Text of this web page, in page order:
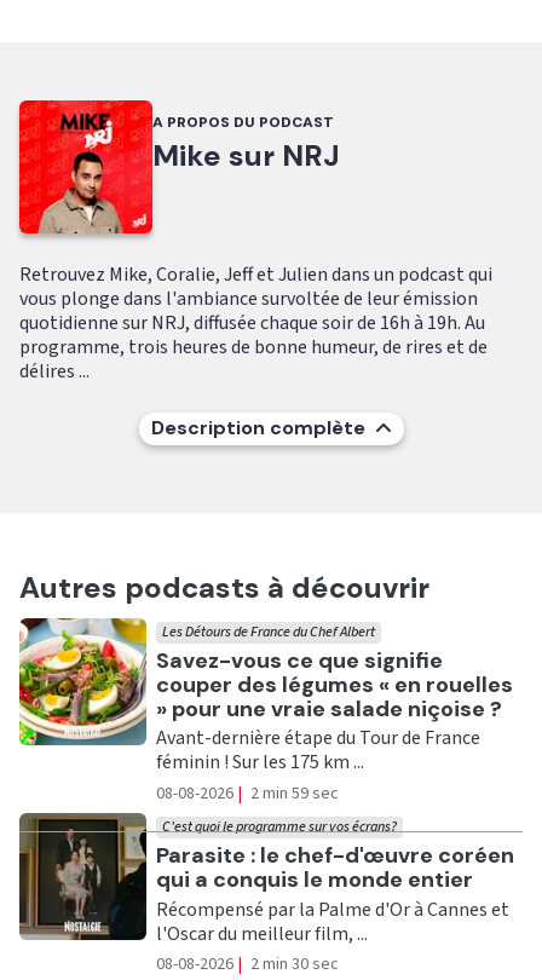
A PROPOS DU PODCAST
Mike sur NRJ
Retrouvez Mike, Coralie, Jeff et Julien dans un podcast qui
vous plonge dans l'ambiance survoltée de leur émission
quotidienne sur NRJ, diffusée chaque soir de 16h à 19h. Au
programme, trois heures de bonne humeur, de rires et de
délires ...
Description complète
Autres podcasts à découvrir
Ecouter
Savez-vous ce que signifie
couper des légumes « en rouelles
» pour une vraie salade niçoise ?
Les Détours de France du Chef Albert
Avant-dernière étape du Tour de France
féminin ! Sur les 175 km ...
08-08-2026 | 2 min 59 sec
Ecouter
Parasite : le chef-d'œuvre coréen
qui a conquis le monde entier
C'est quoi le programme sur vos écrans?
Récompensé par la Palme d'Or à Cannes et
l'Oscar du meilleur film, ...
08-08-2026 | 2 min 30 sec